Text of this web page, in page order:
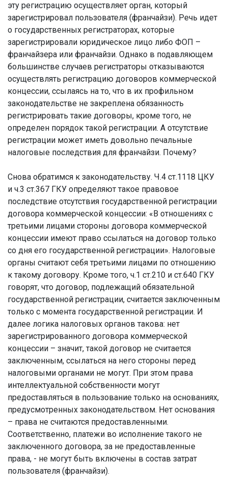
эту регистрацию осуществляет орган, который
зарегистрировал пользователя (франчайзи). Речь идет
о государственных регистраторах, которые
зарегистрировали юридическое лицо либо ФОП –
франчайзера или франчайзи. Однако в подавляющем
большинстве случаев регистраторы отказываются
осуществлять регистрацию договоров коммерческой
концессии, ссылаясь на то, что в их профильном
законодательстве не закреплена обязанность
регистрировать такие договоры, кроме того, не
определен порядок такой регистрации. А отсутствие
регистрации может иметь довольно печальные
налоговые последствия для франчайзи. Почему?
Снова обратимся к законодательству. Ч.4 ст.1118 ЦКУ
и ч.3 ст.367 ГКУ определяют такое правовое
последствие отсутствия государственной регистрации
договора коммерческой концессии: «В отношениях с
третьими лицами стороны договора коммерческой
концессии имеют право ссылаться на договор только
со дня его государственной регистрации». Налоговые
органы считают себя третьими лицами по отношению
к такому договору. Кроме того, ч.1 ст.210 и ст.640 ГКУ
говорят, что договор, подлежащий обязательной
государственной регистрации, считается заключенным
только с момента государственной регистрации. И
далее логика налоговых органов такова: нет
зарегистрированного договора коммерческой
концессии – значит, такой договор не считается
заключенным, ссылаться на него стороны перед
налоговыми органами не могут. При этом права
интеллектуальной собственности могут
предоставляться в пользование только на основаниях,
предусмотренных законодательством. Нет основания
– права не считаются предоставленными.
Соответственно, платежи во исполнение такого не
заключенного договора, за не предоставленные
права, - не могут быть включены в состав затрат
пользователя (франчайзи).